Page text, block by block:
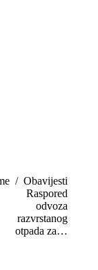
here:
Obavijesti
Raspored
odvoza
razvrstanog
otpada za…